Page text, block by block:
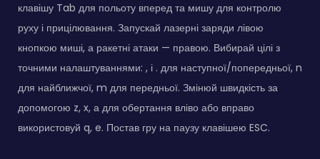
клавішу Tab для польоту вперед та мишу для контролю
руху і прицілювання. Запускай лазерні заряди лівою
кнопкою миші, а ракетні атаки — правою. Вибирай цілі з
точними налаштуваннями: , і . для наступної/попередньої, n
для найближчої, m для передньої. Змінюй швидкість за
допомогою z, x, а для обертання вліво або вправо
використовуй q, e. Постав гру на паузу клавішею ESC.